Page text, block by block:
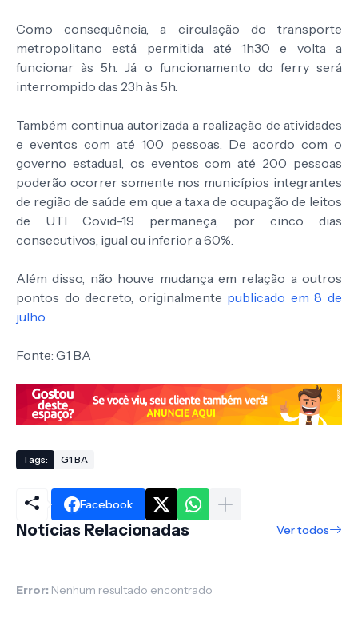
Como consequência, a circulação do transporte
metropolitano está permitida até 1h30 e volta a
funcionar às 5h. Já o funcionamento do ferry será
interrompido das 23h às 5h.
Também continua autorizada a realização de atividades
e eventos com até 100 pessoas. De acordo com o
governo estadual, os eventos com até 200 pessoas
poderão ocorrer somente nos municípios integrantes
de região de saúde em que a taxa de ocupação de leitos
de UTI Covid-19 permaneça, por cinco dias
consecutivos, igual ou inferior a 60%.
Além disso, não houve mudança em relação a outros
pontos do decreto, originalmente publicado em 8 de
julho.
Fonte: G1 BA
Tags: G1 BA
Facebook
Notícias Relacionadas Ver todos
Error: Nenhum resultado encontrado